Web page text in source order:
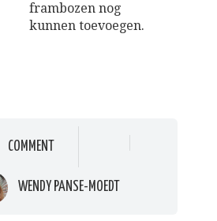
frambozen nog
kunnen toevoegen.
COMMENT
WENDY PANSE-MOEDT